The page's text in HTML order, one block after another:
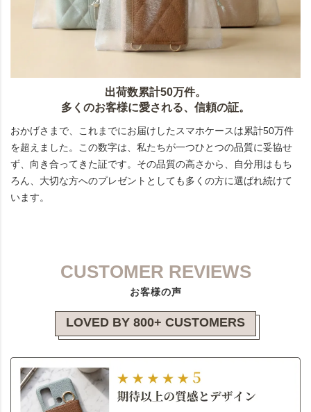
出荷数累計50万件。
多くのお客様に愛される、信頼の証。
おかげさまで、これまでにお届けしたスマホケースは累計50万件
を超えました。この数字は、私たちが一つひとつの品質に妥協せ
ず、向き合ってきた証です。その品質の高さから、自分用はもち
ろん、大切な方へのプレゼントとしても多くの方に選ばれ続けて
います。
CUSTOMER REVIEWS
お客様の声
LOVED BY 800+ CUSTOMERS